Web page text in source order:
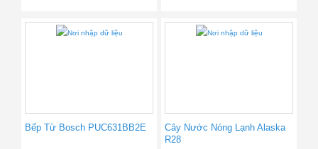
Bếp Từ Bosch PUC631BB2E
Cây Nước Nóng Lạnh Alaska
R28